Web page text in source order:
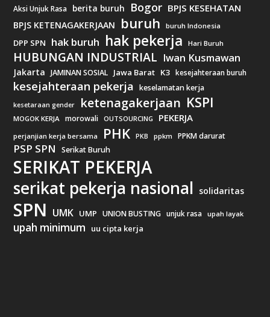
Aksi Unjuk Rasa berita buruh Bogor BPJS KESEHATAN
BPJS KETENAGAKERJAAN buruh buruh Indonesia
DPP SPN hak buruh hak pekerja Hari Buruh
HUBUNGAN INDUSTRIAL Iwan Kusmawan
Jakarta JAMINAN SOSIAL Jawa Barat K3 kesejahteraan buruh
kesejahteraan pekerja keselamatan kerja
kesetaraan gender ketenagakerjaan KSPI
MOGOK KERJA morowali OUTSOURCING PEKERJA
perjanjian kerja bersama PHK PKB ppkm PPKM darurat
PSP SPN Serikat Buruh
SERIKAT PEKERJA
serikat pekerja nasional solidaritas
SPN UMK UMP UNION BUSTING unjuk rasa upah layak
upah minimum uu cipta kerja